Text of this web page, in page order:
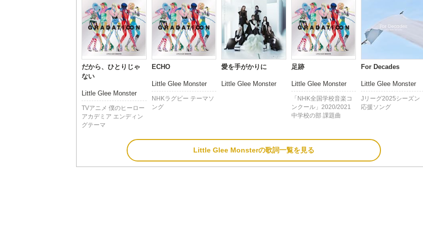
だから、ひとりじゃ
ない
Little Glee Monster
TVアニメ 僕のヒーロー
アカデミア エンディン
グテーマ
ECHO
Little Glee Monster
NHKラグビー テーマソ
ング
愛を手がかりに
Little Glee Monster
足跡
Little Glee Monster
「NHK全国学校音楽コ
ンクール」2020/2021
中学校の部 課題曲
For Decades
Little Glee Monster
Jリーグ2025シーズン
応援ソング
Little Glee Monsterの歌詞一覧を見る